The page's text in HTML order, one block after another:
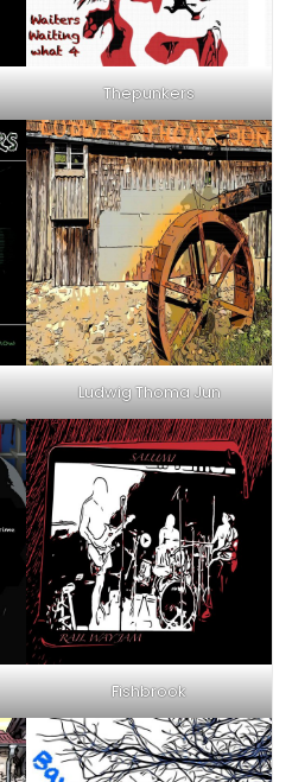
Thepunkers
Ludwig Thoma Jun
Fishbrook